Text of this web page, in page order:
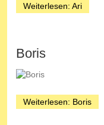
Weiterlesen: Ari
Boris
Weiterlesen: Boris